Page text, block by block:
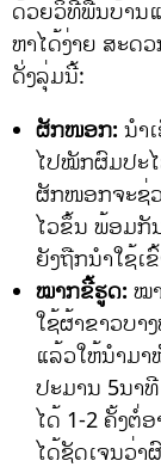
ດ້ວຍວິທີພື້ນບ້ານ
ຫາໄດ້ງ່າຍ ສະດ
ດັ່ງລຸ່ມນີ້:
ຜັກໜອກ: ນໍາ
ໄປໝັກຜົມປະ
ຜັກໜອກຈະຊ່ວ
ໄວຂຶ້ນ ພ້ອມກັ
ຍັງຖືກນຳໃຊ້ເ
ໝາກຂີ້ຮູດ: ໝ
ໃຊ້ຜ້າຂາວບາ
ແລ້ວໃຫ້ນຳມ
ປະມານ 5ນາ
ໄດ້ 1-2 ຄັ້ງຕໍ່
ໄດ້ຊັດເຈນວ່າ